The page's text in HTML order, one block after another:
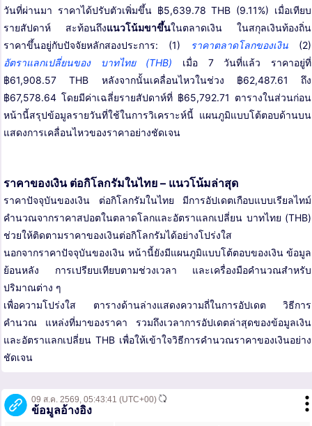
วันที่ผ่านมา ราคาได้ปรับตัวเพิ่มขึ้น ฿5,639.78 THB (9.11%) เมื่อเทียบ
รายสัปดาห์ สะท้อนถึงแนวโน้มขาขึ้นในตลาดเงิน ในสกุลเงินท้องถิ่น
ราคาขึ้นอยู่กับปัจจัยหลักสองประการ: (1)
ราคาตลาดโลกของเงิน (2)
อัตราแลกเปลี่ยนของ บาทไทย (THB) เมื่อ 7 วันที่แล้ว ราคาอยู่ที่
฿61,908.57 THB หลังจากนั้นเคลื่อนไหวในช่วง ฿62,487.61 ถึง
฿67,578.64 โดยมีค่าเฉลี่ยรายสัปดาห์ที่ ฿65,792.71 ตารางในส่วนก่อน
หน้านี้สรุปข้อมูลรายวันที่ใช้ในการวิเคราะห์นี้ แผนภูมิแบบโต้ตอบด้านบน
แสดงการเคลื่อนไหวของราคาอย่างชัดเจน
ราคาของเงิน ต่อกิโลกรัมในไทย – แนวโน้มล่าสุด
ราคาปัจจุบันของเงิน ต่อกิโลกรัมในไทย มีการอัปเดตเกือบแบบเรียลไทม์
คำนวณจากราคาสปอตในตลาดโลกและอัตราแลกเปลี่ยน บาทไทย (THB)
ช่วยให้ติดตามราคาของเงินต่อกิโลกรัมได้อย่างโปร่งใส
นอกจากราคาปัจจุบันของเงิน หน้านี้ยังมีแผนภูมิแบบโต้ตอบของเงิน ข้อมูล
ย้อนหลัง การเปรียบเทียบตามช่วงเวลา และเครื่องมือคำนวณสำหรับ
ปริมาณต่าง ๆ
เพื่อความโปร่งใส ตารางด้านล่างแสดงความถี่ในการอัปเดต วิธีการ
คำนวณ แหล่งที่มาของราคา รวมถึงเวลาการอัปเดตล่าสุดของข้อมูลเงิน
และอัตราแลกเปลี่ยน THB เพื่อให้เข้าใจวิธีการคำนวณราคาของเงินอย่าง
ชัดเจน
09 ส.ค. 2569, 05:43:41 (UTC+00)
ข้อมูลอ้างอิง